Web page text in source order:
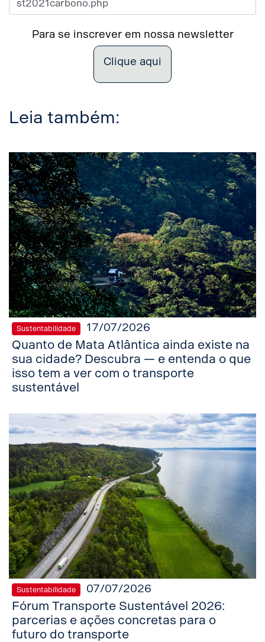
Para se inscrever em nossa newsletter
Clique aqui
Leia também:
Sustentabilidade 17/07/2026
Quanto de Mata Atlântica ainda existe na
sua cidade? Descubra — e entenda o que
isso tem a ver com o transporte
sustentável
Sustentabilidade 07/07/2026
Fórum Transporte Sustentável 2026:
parcerias e ações concretas para o
futuro do transporte